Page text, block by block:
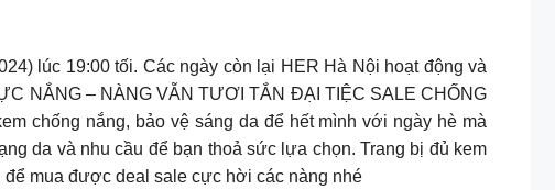
lúc 19:00 tối. Các ngày còn lại HER Hà Nội hoạt động và
NẮNG – NÀNG VẪN TƯƠI TẮN ĐẠI TIỆC SALE CHỐNG
chống nắng, bảo vệ sáng da để hết mình với ngày hè mà
da và nhu cầu để bạn thoả sức lựa chọn. Trang bị đủ kem
mua được deal sale cực hời các nàng nhé